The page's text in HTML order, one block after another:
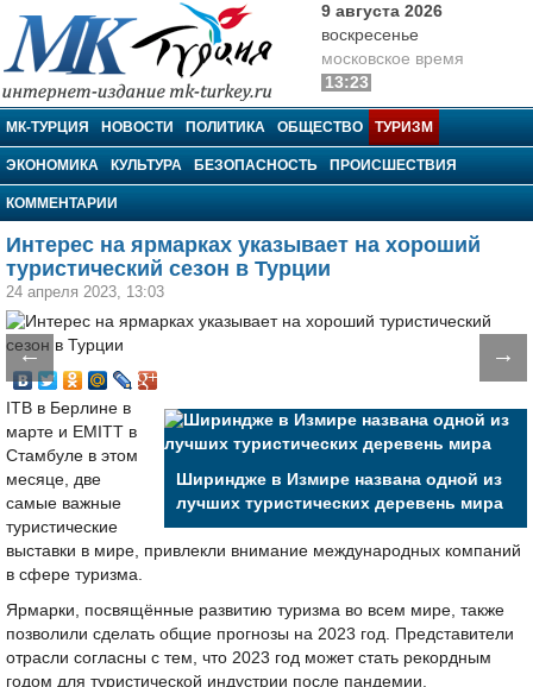
МК-Турция
9 августа 2026
воскресенье
московское время
13:23
МК-ТУРЦИЯ НОВОСТИ ПОЛИТИКА ОБЩЕСТВО ТУРИЗМ
ЭКОНОМИКА КУЛЬТУРА БЕЗОПАСНОСТЬ ПРОИСШЕСТВИЯ
КОММЕНТАРИИ
Интерес на ярмарках указывает на хороший
туристический сезон в Турции
24 апреля 2023, 13:03
← →
Шириндже в Измире названа одной из
лучших туристических деревень мира
ITB в Берлине в
марте и EMITT в
Стамбуле в этом
месяце, две
самые важные
туристические
выставки в мире, привлекли внимание международных компаний
в сфере туризма.
Ярмарки, посвящённые развитию туризма во всем мире, также
позволили сделать общие прогнозы на 2023 год. Представители
отрасли согласны с тем, что 2023 год может стать рекордным
годом для туристической индустрии после пандемии.